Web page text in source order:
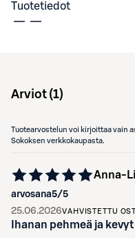
Tuotetiedot
Arviot (1)
Tuotearvostelun voi kirjoittaa vain
Sokoksen verkkokaupasta.
arvosana5/5
Anna-
25.06.2026VAHVISTETTU
Ihanan pehmeä ja